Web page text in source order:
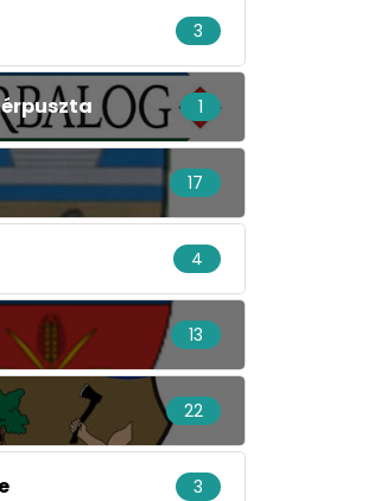
3
1
17
4
13
22
3